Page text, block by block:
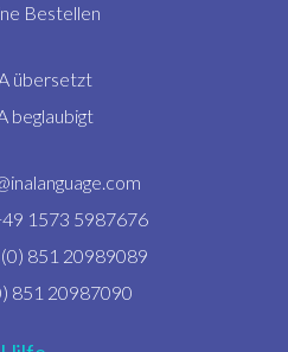
Bestellen
übersetzt
beglaubigt
1573 5987676
851 20989089
851 20987090